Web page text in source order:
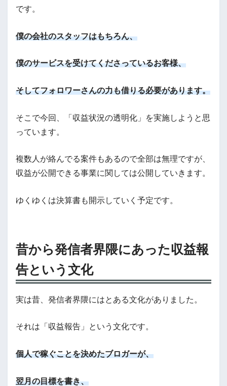
です。
僕の会社のスタッフはもちろん、
僕のサービスを受けてくださっているお客様、
そしてフォロワーさんの力も借りる必要があります。
そこで今回、「収益状況の透明化」を実施しようと思
っています。
複数人が絡んでる案件もあるので全部は無理ですが、
収益が公開できる事業に関しては公開していきます。
ゆくゆくは決算書も開示していく予定です。
昔から発信者界隈にあった収益報
告という文化
実は昔、発信者界隈にはとある文化がありました。
それは「収益報告」という文化です。
個人で稼ぐことを決めたブロガーが、
翌月の目標を書き、